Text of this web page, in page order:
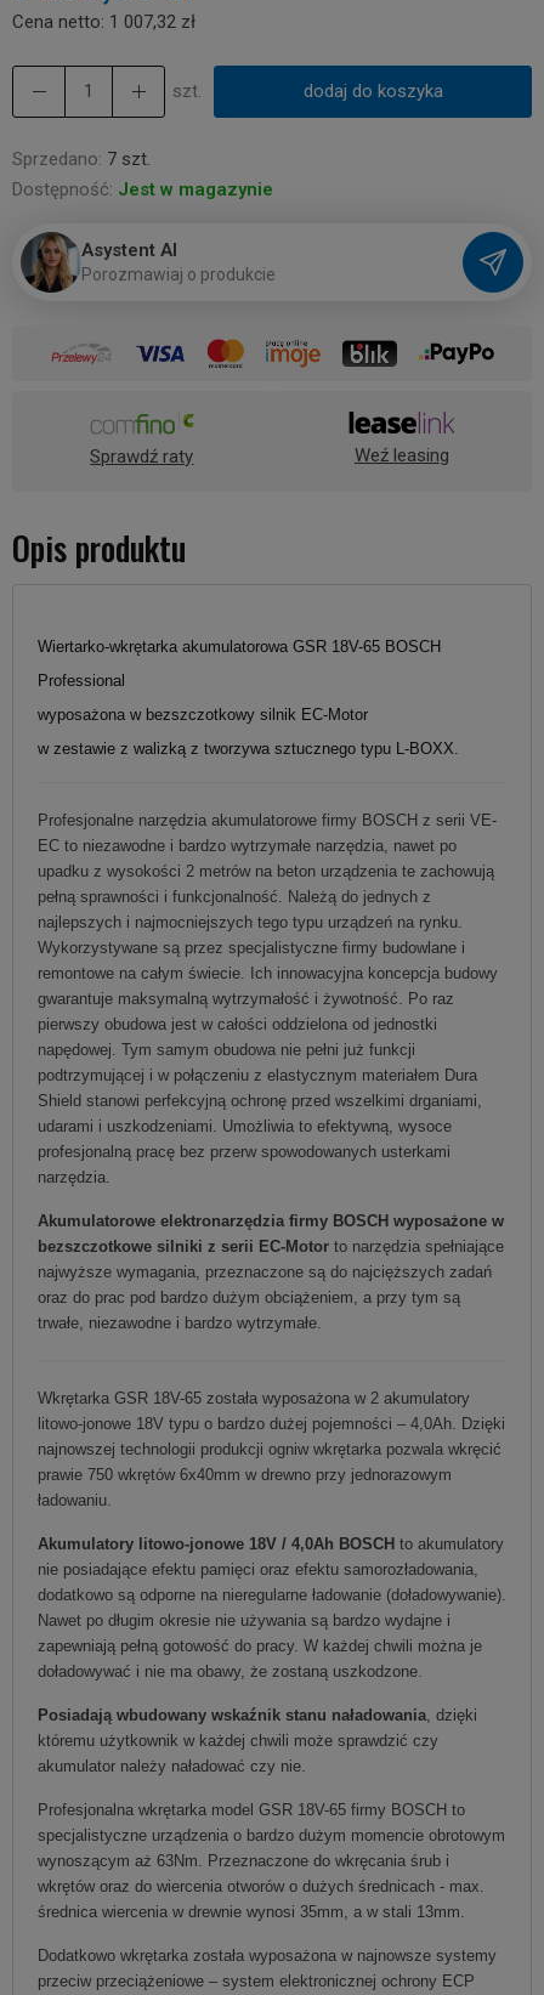
Cena netto: 1 007,32 zł
szt. dodaj do koszyka
Sprzedano: 7 szt.
Dostępność: Jest w magazynie
Asystent AI
Porozmawiaj o produkcie
Sprawdź raty Weź leasing
Opis produktu
Wiertarko-wkrętarka akumulatorowa GSR 18V-65 BOSCH
Professional
wyposażona w bezszczotkowy silnik EC-Motor
w zestawie z walizką z tworzywa sztucznego typu L-BOXX.
Profesjonalne narzędzia akumulatorowe firmy BOSCH z serii VE-
EC to niezawodne i bardzo wytrzymałe narzędzia, nawet po
upadku z wysokości 2 metrów na beton urządzenia te zachowują
pełną sprawności i funkcjonalność. Należą do jednych z
najlepszych i najmocniejszych tego typu urządzeń na rynku.
Wykorzystywane są przez specjalistyczne firmy budowlane i
remontowe na całym świecie. Ich innowacyjna koncepcja budowy
gwarantuje maksymalną wytrzymałość i żywotność. Po raz
pierwszy obudowa jest w całości oddzielona od jednostki
napędowej. Tym samym obudowa nie pełni już funkcji
podtrzymującej i w połączeniu z elastycznym materiałem Dura
Shield stanowi perfekcyjną ochronę przed wszelkimi drganiami,
udarami i uszkodzeniami. Umożliwia to efektywną, wysoce
profesjonalną pracę bez przerw spowodowanych usterkami
narzędzia.
Akumulatorowe elektronarzędzia firmy BOSCH wyposażone w
bezszczotkowe silniki z serii EC-Motor to narzędzia spełniające
najwyższe wymagania, przeznaczone są do najcięższych zadań
oraz do prac pod bardzo dużym obciążeniem, a przy tym są
trwałe, niezawodne i bardzo wytrzymałe.
Wkrętarka GSR 18V-65 została wyposażona w 2 akumulatory
litowo-jonowe 18V typu o bardzo dużej pojemności – 4,0Ah. Dzięki
najnowszej technologii produkcji ogniw wkrętarka pozwala wkręcić
prawie 750 wkrętów 6x40mm w drewno przy jednorazowym
ładowaniu.
Akumulatory litowo-jonowe 18V / 4,0Ah BOSCH to akumulatory
nie posiadające efektu pamięci oraz efektu samorozładowania,
dodatkowo są odporne na nieregularne ładowanie (doładowywanie).
Nawet po długim okresie nie używania są bardzo wydajne i
zapewniają pełną gotowość do pracy. W każdej chwili można je
doładowywać i nie ma obawy, że zostaną uszkodzone.
Posiadają wbudowany wskaźnik stanu naładowania , dzięki
któremu użytkownik w każdej chwili może sprawdzić czy
akumulator należy naładować czy nie.
Profesjonalna wkrętarka model GSR 18V-65 firmy BOSCH to
specjalistyczne urządzenia o bardzo dużym momencie obrotowym
wynoszącym aż 63Nm. Przeznaczone do wkręcania śrub i
wkrętów oraz do wiercenia otworów o dużych średnicach - max.
średnica wiercenia w drewnie wynosi 35mm, a w stali 13mm.
Dodatkowo wkrętarka została wyposażona w najnowsze systemy
przeciw przeciążeniowe – system elektronicznej ochrony ECP